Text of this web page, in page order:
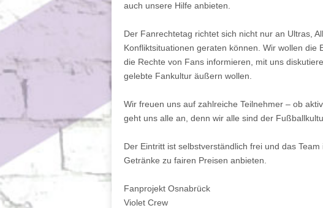
auch unsere Hilfe anbieten.
Der Fanrechtetag richtet sich nicht nur an Ultras,
Konfliktsituationen geraten können. Wir wollen
die Rechte von Fans informieren, mit uns
gelebte Fankultur äußern wollen.
Wir freuen uns auf zahlreiche Teilnehmer – ob
geht uns alle an, denn wir alle sind der
Der Eintritt ist selbstverständlich frei und das
Getränke zu fairen Preisen anbieten.
Fanprojekt Osnabrück
Violet Crew